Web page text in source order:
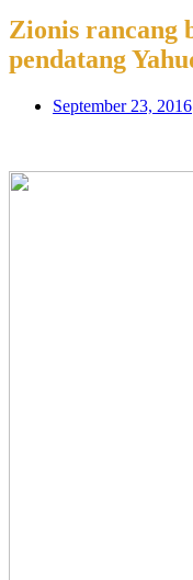
Zionis rancang
pendatang
September 23, 2016